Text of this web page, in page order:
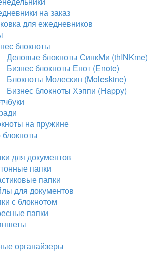
на заказ
для ежедневников
блокноты
Деловые блокноты СинкМи (thINKme)
Бизнес блокноты Енот (Enote)
Блокноты Молескин (Moleskine)
Бизнес блокноты Хэппи (Happy)
на пружине
блокноты
для документов
папки
папки
для документов
с блокнотом
папки
органайзеры